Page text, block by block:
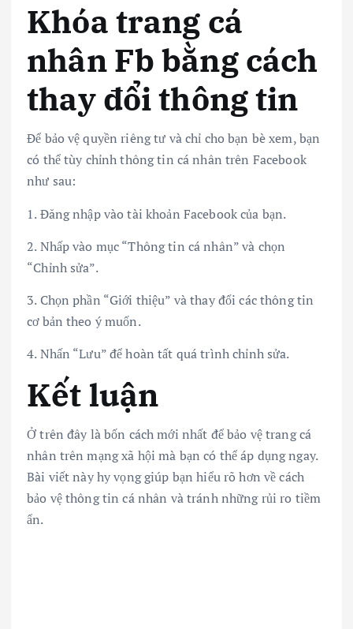
Khóa trang cá
nhân Fb bằng cách
thay đổi thông tin
Để bảo vệ quyền riêng tư và chỉ cho bạn bè xem, bạn
có thể tùy chỉnh thông tin cá nhân trên Facebook
như sau:
1. Đăng nhập vào tài khoản Facebook của bạn.
2. Nhấp vào mục “Thông tin cá nhân” và chọn
“Chỉnh sửa”.
3. Chọn phần “Giới thiệu” và thay đổi các thông tin
cơ bản theo ý muốn.
4. Nhấn “Lưu” để hoàn tất quá trình chỉnh sửa.
Kết luận
Ở trên đây là bốn cách mới nhất để bảo vệ trang cá
nhân trên mạng xã hội mà bạn có thể áp dụng ngay.
Bài viết này hy vọng giúp bạn hiểu rõ hơn về cách
bảo vệ thông tin cá nhân và tránh những rủi ro tiềm
ẩn.